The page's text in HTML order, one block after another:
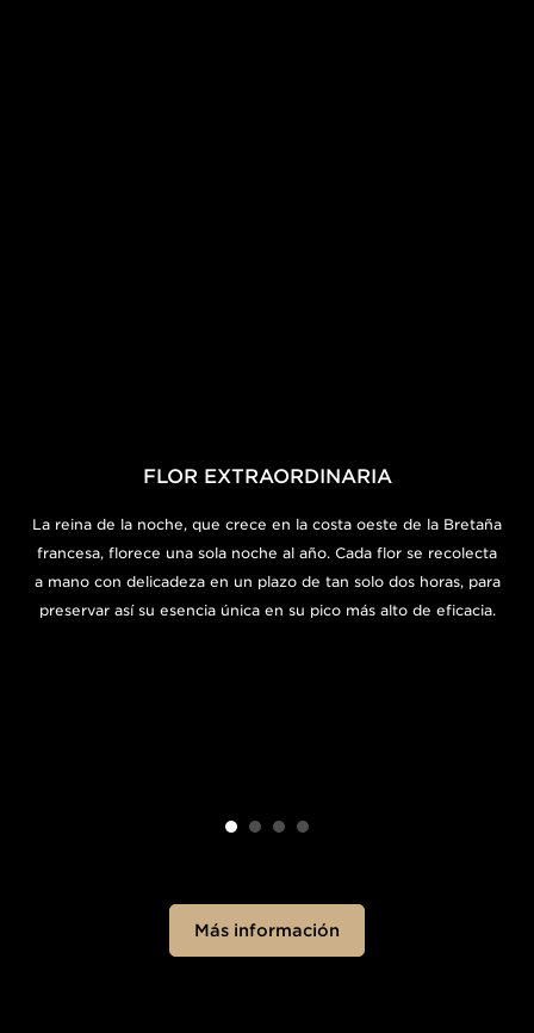
FLOR EXTRAORDINARIA
La reina de la noche, que crece en la costa oeste de la Bretaña
francesa, florece una sola noche al año. Cada flor se recolecta
a mano con delicadeza en un plazo de tan solo dos horas, para
preservar así su esencia única en su pico más alto de eficacia.
Más información